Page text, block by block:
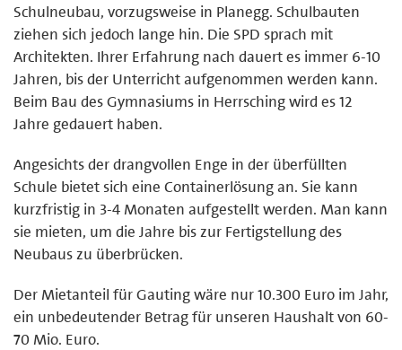
Schulneubau, vorzugsweise in Planegg. Schulbauten
ziehen sich jedoch lange hin. Die SPD sprach mit
Architekten. Ihrer Erfahrung nach dauert es immer 6-10
Jahren, bis der Unterricht aufgenommen werden kann.
Beim Bau des Gymnasiums in Herrsching wird es 12
Jahre gedauert haben.
Angesichts der drangvollen Enge in der überfüllten
Schule bietet sich eine Containerlösung an. Sie kann
kurzfristig in 3-4 Monaten aufgestellt werden. Man kann
sie mieten, um die Jahre bis zur Fertigstellung des
Neubaus zu überbrücken.
Der Mietanteil für Gauting wäre nur 10.300 Euro im Jahr,
ein unbedeutender Betrag für unseren Haushalt von 60-
70 Mio. Euro.